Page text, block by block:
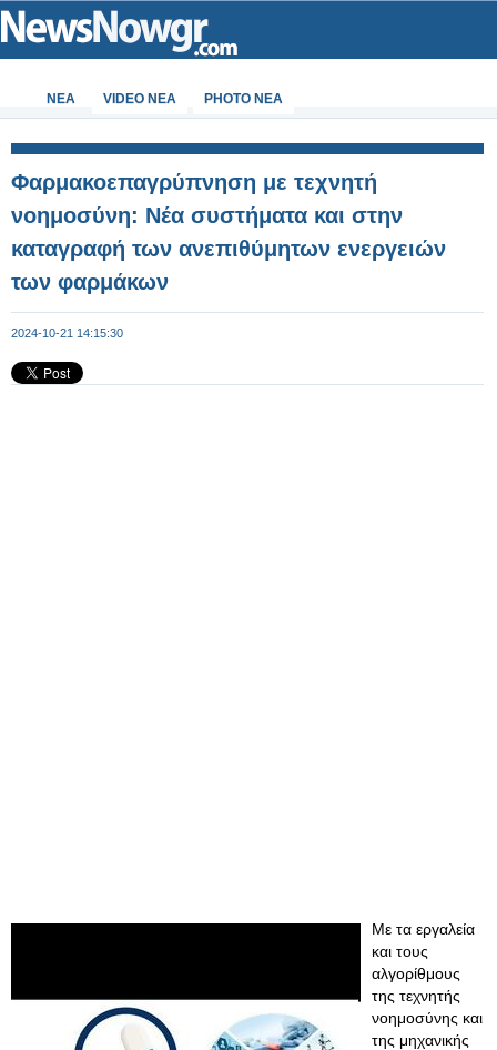
ΝΕΑ VIDEO NEA PHOTO NEA
Φαρμακοεπαγρύπνηση με τεχνητή
νοημοσύνη: Νέα συστήματα και στην
καταγραφή των ανεπιθύμητων ενεργειών
των φαρμάκων
2024-10-21 14:15:30
Με τα εργαλεία
και τους
αλγορίθμους
της τεχνητής
νοημοσύνης και
της μηχανικής